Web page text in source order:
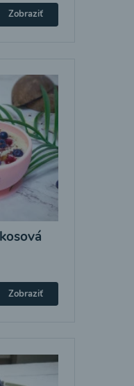
Zobraziť
Zobraziť